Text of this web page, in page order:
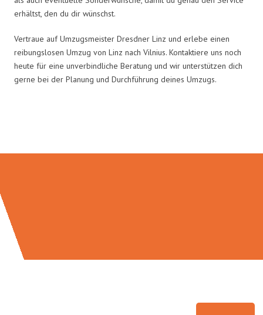
erhältst, den du dir wünschst.
Vertraue auf Umzugsmeister Dresdner Linz und erlebe einen
reibungslosen Umzug von Linz nach Vilnius. Kontaktiere uns noch
heute für eine unverbindliche Beratung und wir unterstützen dich
gerne bei der Planung und Durchführung deines Umzugs.